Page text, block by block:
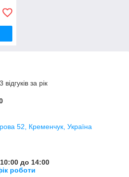
за рік
52, Кременчук, Україна
до 14:00
роботи